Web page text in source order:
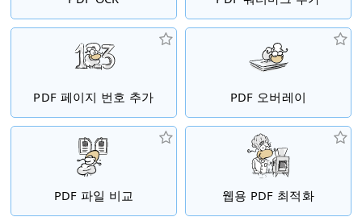
PDF 페이지 번호 추가 PDF 오버레이
PDF 파일 비교 웹용 PDF 최적화